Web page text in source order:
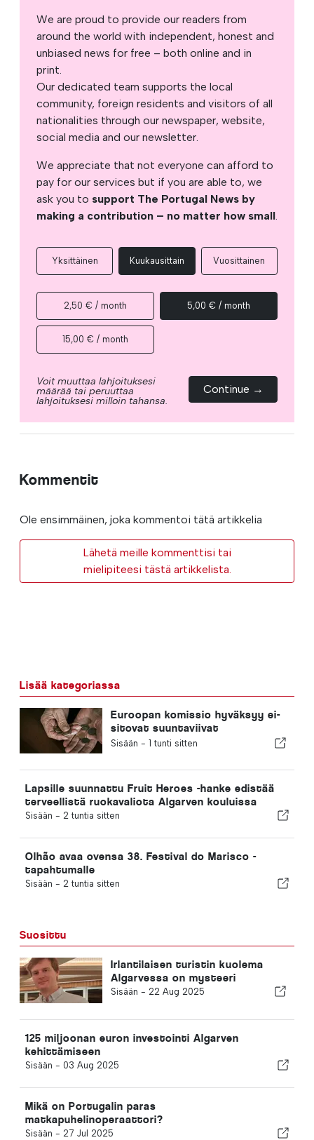
We are proud to provide our readers from
around the world with independent, honest and
unbiased news for free – both online and in
print.
Our dedicated team supports the local
community, foreign residents and visitors of all
nationalities through our newspaper, website,
social media and our newsletter.
We appreciate that not everyone can afford to
pay for our services but if you are able to, we
ask you to support The Portugal News by
making a contribution – no matter how small.
Yksittäinen Kuukausittain Vuosittainen
2,50 € / month 5,00 € / month
15,00 € / month
Voit muuttaa lahjoituksesi
määrää tai peruuttaa
lahjoituksesi milloin tahansa.
Continue →
Kommentit
Ole ensimmäinen, joka kommentoi tätä artikkelia
Lähetä meille kommenttisi tai
mielipiteesi tästä artikkelista.
Lisää kategoriassa
Euroopan komissio hyväksyy ei-
sitovat suuntaviivat
täydentävästä
Sisään - 1 tunti sitten
Lapsille suunnattu Fruit Heroes -hanke edistää
terveellistä ruokavaliota Algarven kouluissa
Sisään - 2 tuntia sitten
Olhão avaa ovensa 38. Festival do Marisco -
tapahtumalle
Sisään - 2 tuntia sitten
Suosittu
Irlantilaisen turistin kuolema
Algarvessa on mysteeri
Sisään - 22 Aug 2025
125 miljoonan euron investointi Algarven
kehittämiseen
Sisään - 03 Aug 2025
Mikä on Portugalin paras
matkapuhelinoperaattori?
Sisään - 27 Jul 2025